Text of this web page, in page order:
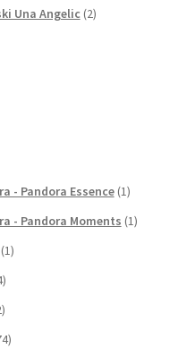
Una Angelic (2)
- Pandora Essence (1)
- Pandora Moments (1)
(1)